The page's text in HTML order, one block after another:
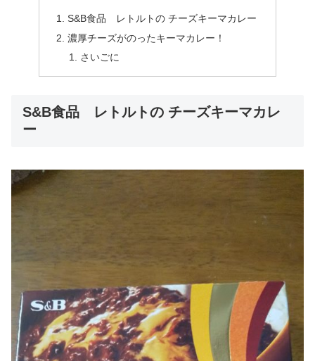
S&B食品 レトルトの チーズキーマカレー
濃厚チーズがのったキーマカレー！
さいごに
S&B食品 レトルトの チーズキーマカレ
ー